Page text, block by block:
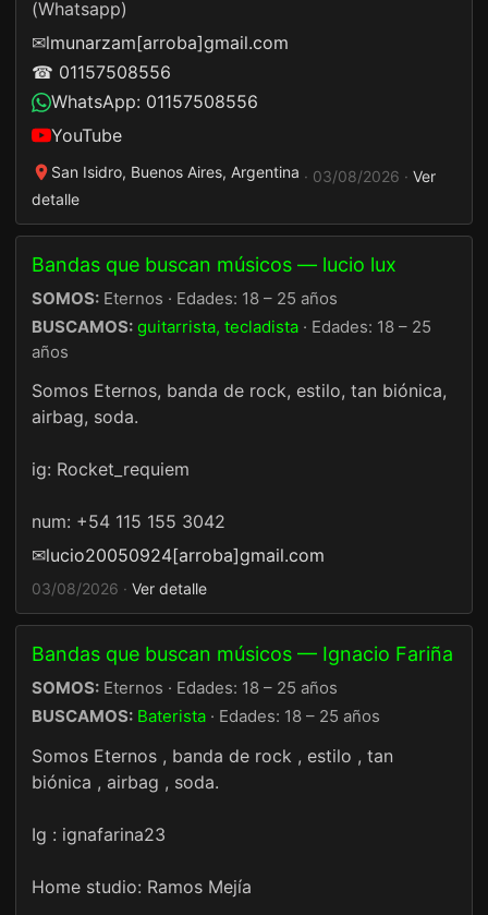
(Whatsapp)
✉lmunarzam[arroba]gmail.com
☎ 01157508556
WhatsApp: 01157508556
YouTube
San Isidro, Buenos Aires, Argentina · 03/08/2026 · Ver
detalle
Bandas que buscan músicos — lucio lux
SOMOS: Eternos · Edades: 18 – 25 años
BUSCAMOS: guitarrista, tecladista · Edades: 18 – 25
años
Somos Eternos, banda de rock, estilo, tan biónica,
airbag, soda.
ig: Rocket_requiem
num: +54 115 155 3042
✉lucio20050924[arroba]gmail.com
03/08/2026 · Ver detalle
Bandas que buscan músicos — Ignacio Fariña
SOMOS: Eternos · Edades: 18 – 25 años
BUSCAMOS: Baterista · Edades: 18 – 25 años
Somos Eternos , banda de rock , estilo , tan
biónica , airbag , soda.
Ig : ignafarina23
Home studio: Ramos Mejía